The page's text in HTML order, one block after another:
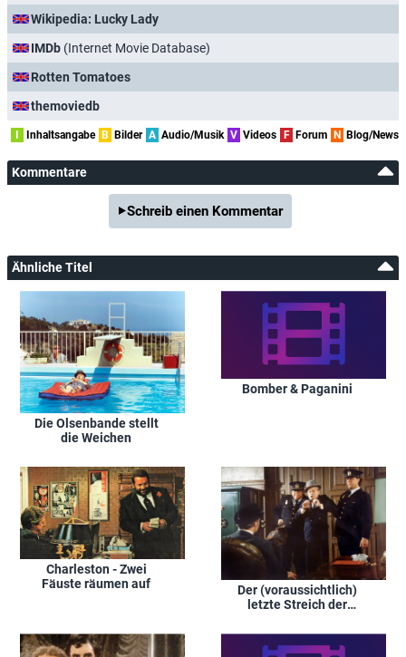
Wikipedia: Lucky Lady
IMDb (Internet Movie Database)
Rotten Tomatoes
themoviedb
Inhaltsangabe B Bilder A Audio/Musik V Videos F Forum N Blog/News
Kommentare
Schreib einen Kommentar
Ähnliche Titel
Die Olsenbande stellt
die Weichen
Bomber & Paganini
Charleston - Zwei
Fäuste räumen auf
Der (voraussichtlich)
letzte Streich der